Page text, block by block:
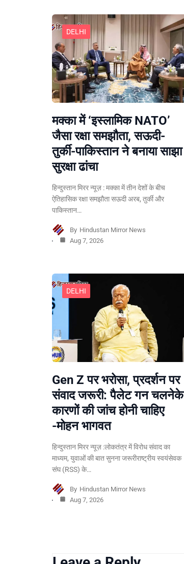
DELHI
मक्का में ‘इस्लामिक NATO’
जैसा रक्षा समझौता, सऊदी-
तुर्की-पाकिस्तान ने बनाया साझा
सुरक्षा ढांचा
हिन्दुस्तान मिरर न्यूज़ : मक्का में तीन देशों के बीच
ऐतिहासिक रक्षा समझौता सऊदी अरब, तुर्की और
पाकिस्तान…
By Hindustan Mirror News
Aug 7, 2026
DELHI
Gen Z पर भरोसा, प्रदर्शन पर
संवाद जरूरी: पैलेट गन चलनेके
कारणों की जांच होनी चाहिए
-मोहन भागवत
हिन्दुस्तान मिरर न्यूज़ :लोकतंत्र में विरोध संवाद का
माध्यम, युवाओं की बात सुनना जरूरीराष्ट्रीय स्वयंसेवक
संघ (RSS) के…
By Hindustan Mirror News
Aug 7, 2026